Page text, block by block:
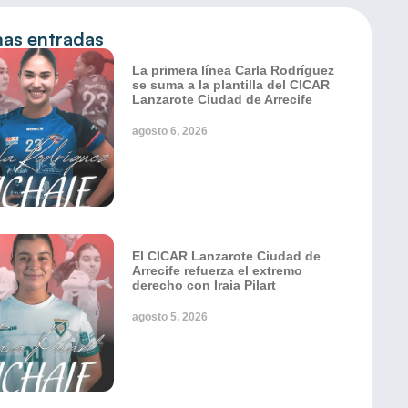
entradas
La primera línea Carla Rodríguez
se suma a la plantilla del CICAR
Lanzarote Ciudad de Arrecife
agosto 6, 2026
El CICAR Lanzarote Ciudad de
Arrecife refuerza el extremo
derecho con Iraia Pilart
agosto 5, 2026